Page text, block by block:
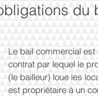
du
Le bail commercial est
contrat par lequel le
(le bailleur) loue les
est propriétaire à un